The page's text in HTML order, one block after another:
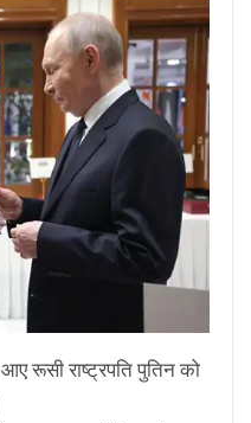
रूसी राष्ट्रपति पुतिन को